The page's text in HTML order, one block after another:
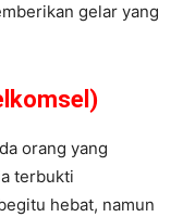
gelar yang
orang yang
terbukti
hebat, namun